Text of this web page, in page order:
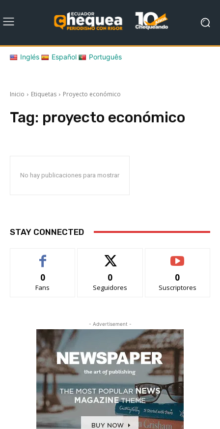
Inglés Español Português
Inicio Etiquetas Proyecto económico
Tag: proyecto económico
No hay publicaciones para mostrar
STAY CONNECTED
0
Fans
0
Seguidores
0
Suscriptores
- Advertisement -